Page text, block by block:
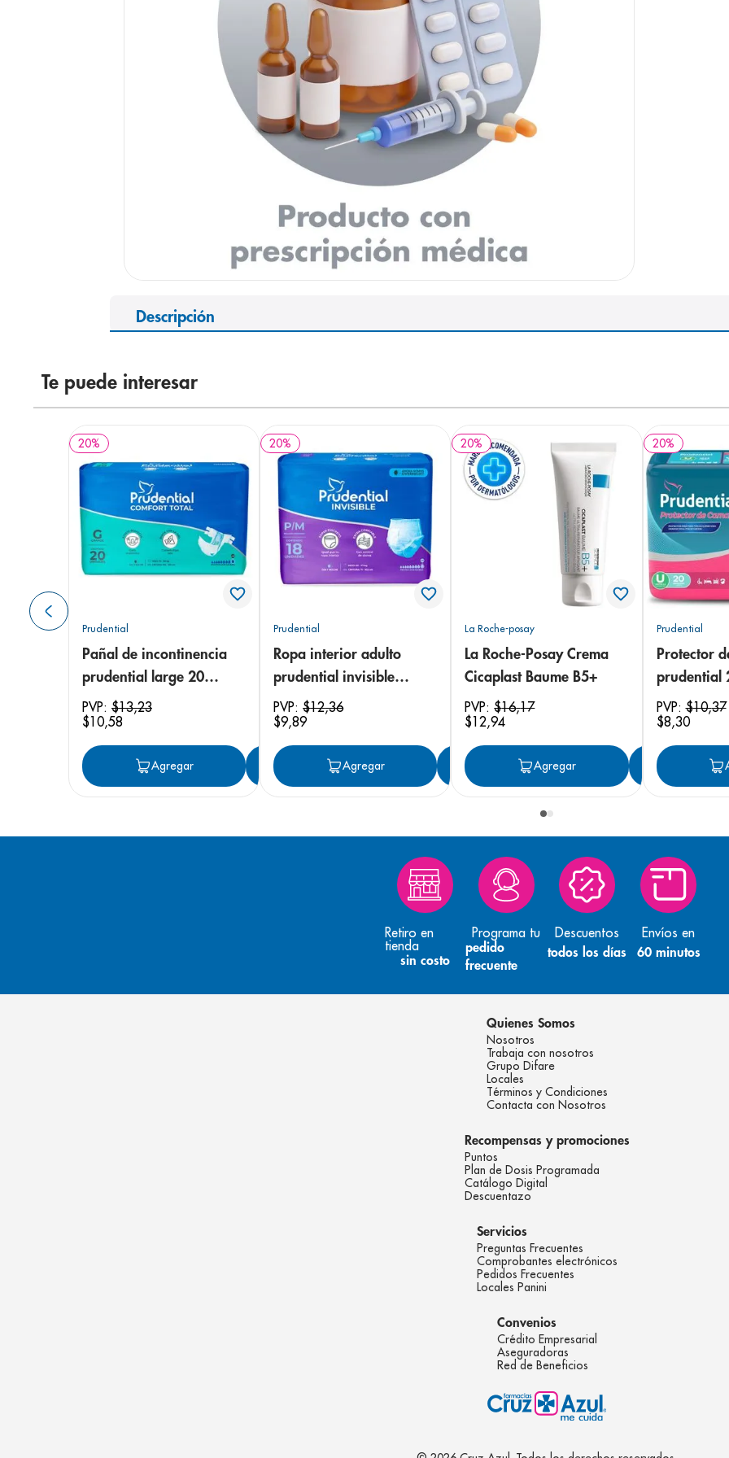
Descripción
Te puede interesar
20%
Prudential
Pañal de incontinencia
prudential large 20
unidades
PVP: $13,23
$10,58
Agregar Agregar
20%
Prudential
Ropa interior adulto
prudential invisible
small/medium 18
unidades
PVP:$12,36
$9,89
Agregar Agregar
20%
La Roche-posay
La Roche-Posay Crema
Cicaplast Baume B5+
PVP:$16,17
$12,94
Agregar
20%
Prudential
Protector
prudential
PVP:$10,37
$8,30
Retiro en
tienda
sin costo
Programa tu
pedido
frecuente
Descuentos
todos los días
Envíos en
60 minutos
Quienes Somos
Nosotros
Trabaja con nosotros
Grupo Difare
Locales
Términos y Condiciones
Contacta con Nosotros
Recompensas y promociones
Puntos
Plan de Dosis Programada
Catálogo Digital
Descuentazo
Servicios
Preguntas Frecuentes
Comprobantes electrónicos
Pedidos Frecuentes
Locales Panini
Convenios
Crédito Empresarial
Aseguradoras
Red de Beneficios
pediasure
panolini